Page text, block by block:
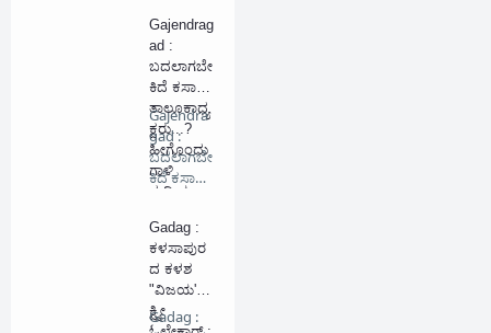
Gajendrag
ad :
ಬದಲಾಗಬೇ
ಕಿದೆ ಕಸಾಪ
ತಾಲೂಕಾಧ್ಯ
ಕ್ಷರು...?
ಹೀಗೊಂದು
ಗಾಳಿ
ಸುದ್ದಿಯ
Gajendra
gad :
ಬದಲಾಗಬೇ
ಕಿದೆ ಕಸಾಪ
Gadag :
ಕಳಸಾಪುರ
ದ ಕಳಶ
"ವಿಜಯ'ಲ
ಕ್ಷ್ಮೀ
Gadag :